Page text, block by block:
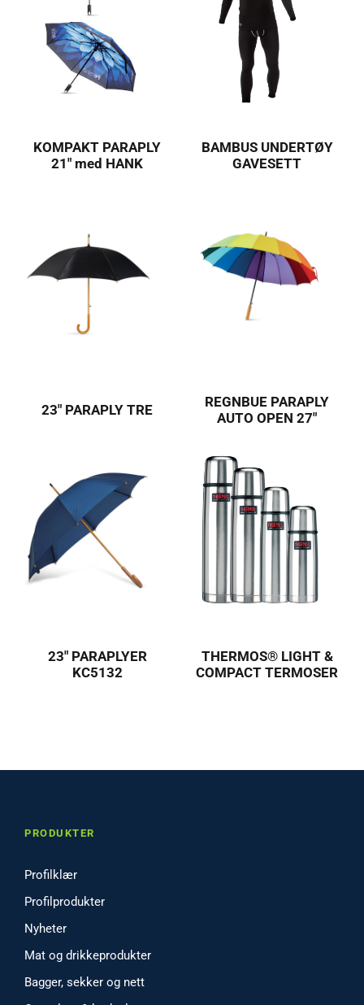
KOMPAKT PARAPLY
21″ med HANK
BAMBUS UNDERTØY
GAVESETT
23″ PARAPLY TRE
REGNBUE PARAPLY
AUTO OPEN 27″
23″ PARAPLYER
KC5132
THERMOS® LIGHT &
COMPACT TERMOSER
PRODUKTER
Profilklær
Profilprodukter
Nyheter
Mat og drikkeprodukter
Bagger, sekker og nett